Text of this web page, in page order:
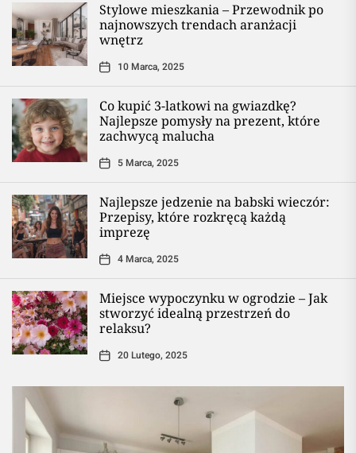
Stylowe mieszkania – Przewodnik po
najnowszych trendach aranżacji
wnętrz
10 Marca, 2025
Co kupić 3-latkowi na gwiazdkę?
Najlepsze pomysły na prezent, które
zachwycą malucha
5 Marca, 2025
Najlepsze jedzenie na babski wieczór:
Przepisy, które rozkręcą każdą
imprezę
4 Marca, 2025
Miejsce wypoczynku w ogrodzie – Jak
stworzyć idealną przestrzeń do
relaksu?
20 Lutego, 2025